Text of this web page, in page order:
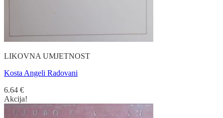
LIKOVNA UMJETNOST
Kosta Angeli Radovani
6.64 €
Akcija!